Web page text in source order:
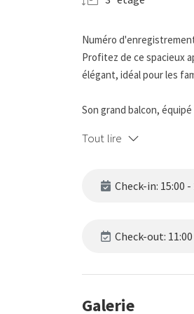
Numéro
Profitez de ce spacieux
élégant, idéal pour les
Son grand balcon,
et salle à manger. Son
La cuisine est équipée
tous. Ses 2 chambres
Tout lire
Check-in: 15:00 -
Check-out: 11:00
Galerie